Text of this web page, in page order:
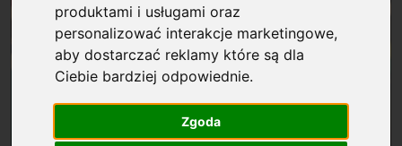
produktami i usługami oraz
personalizować interakcje marketingowe,
aby dostarczać reklamy które są dla
Ciebie bardziej odpowiednie.
Zgoda